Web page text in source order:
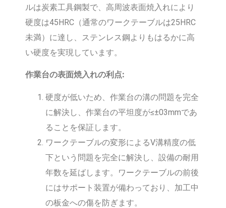
ルは炭素工具鋼製で、高周波表面焼入れにより
硬度は45HRC（通常のワークテーブルは25HRC
未満）に達し、ステンレス鋼よりもはるかに高
い硬度を実現しています。
作業台の表面焼入れの利点:
硬度が低いため、作業台の溝の問題を完全
に解決し、作業台の平坦度が≤±03mmであ
ることを保証します。
ワークテーブルの変形によるV溝精度の低
下という問題を完全に解決し、設備の耐用
年数を延ばします。ワークテーブルの前後
にはサポート装置が備わっており、加工中
の板金への傷を防ぎます。